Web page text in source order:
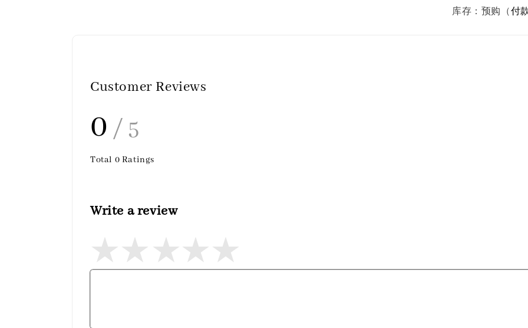
库存：预购（付
Customer Reviews
0 / 5
Total 0 Ratings
Write a review